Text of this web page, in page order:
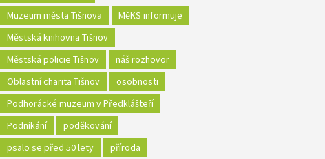
Muzeum města Tišnova
MěKS informuje
Městská knihovna Tišnov
Městská policie Tišnov
náš rozhovor
Oblastní charita Tišnov
osobnosti
Podhorácké muzeum v Předklášteří
Podnikání
poděkování
psalo se před 50 lety
příroda